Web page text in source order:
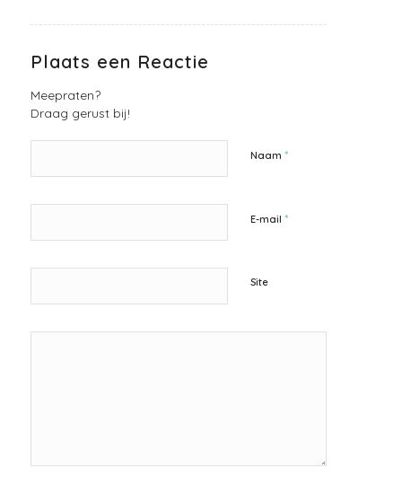
Plaats een Reactie
Meepraten?
Draag gerust bij!
Naam *
E-mail *
Site